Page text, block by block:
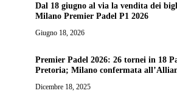
Dal 18 giugno al via la vendita dei
Milano Premier Padel P1 2026
Giugno 18, 2026
Premier Padel 2026: 26 tornei in 18
Pretoria; Milano confermata
Dicembre 18, 2025